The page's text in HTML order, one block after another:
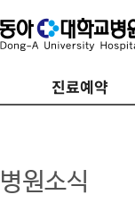
진료예약
병원소식